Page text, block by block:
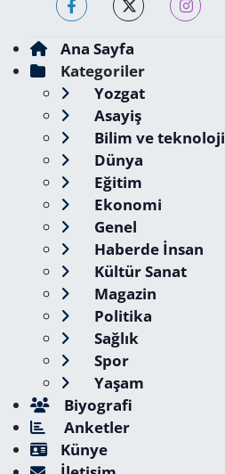
Ana Sayfa
Kategoriler
Yozgat
Asayiş
Bilim ve teknoloji
Dünya
Eğitim
Ekonomi
Genel
Haberde İnsan
Kültür Sanat
Magazin
Politika
Sağlık
Spor
Yaşam
Biyografi
Anketler
Künye